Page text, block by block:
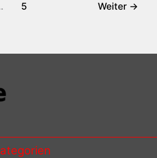
5 Weiter →